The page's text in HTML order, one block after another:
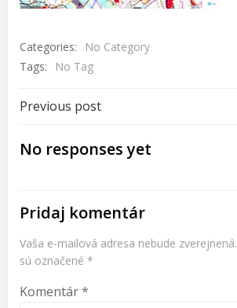
Categories:
No Category
Tags:
No Tag
Navigácia
v
Previous post
No responses yet
Pridaj komentár
Vaša e-mailová adresa nebude zverejnená.
sú označené *
Komentár*